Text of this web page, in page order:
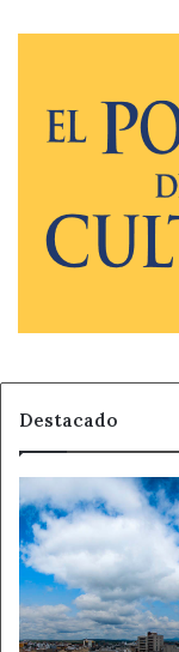
Destacado
Diego
Arjona
lleva
este
viernes
su
humor